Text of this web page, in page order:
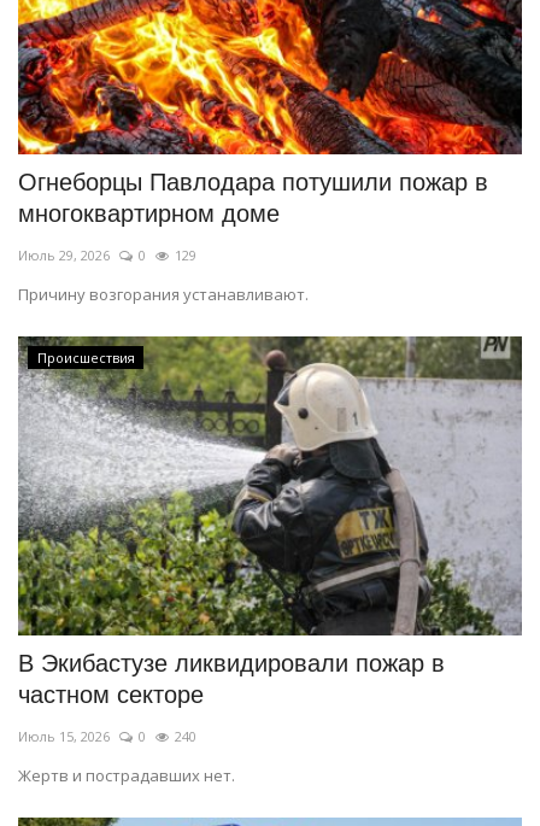
Огнеборцы Павлодара потушили пожар в
многоквартирном доме
Июль 29, 2026 0 129
Причину возгорания устанавливают.
Происшествия
В Экибастузе ликвидировали пожар в
частном секторе
Июль 15, 2026 0 240
Жертв и пострадавших нет.